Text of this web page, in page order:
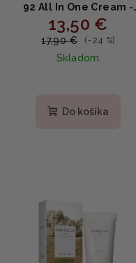
92 All In One Cream -
Regeneračný krém s
92 % slimačieho mucínu
13,50 €
17,90 € (–24 %)
Skladom
produktu
Do košíka